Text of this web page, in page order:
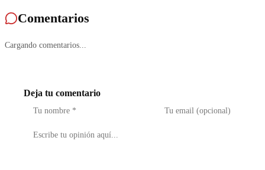
Comentarios
Cargando comentarios...
Deja tu comentario